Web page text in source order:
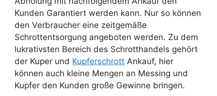
Kunden Garantiert werden kann. Nur so können
den Verbraucher eine zeitgemäße
Schrottentsorgung angeboten werden. Zu dem
lukrativsten Bereich des Schrotthandels gehört
der Kuper und Kupferschrott Ankauf, hier
können auch kleine Mengen an Messing und
Kupfer den Kunden große Gewinne bringen.